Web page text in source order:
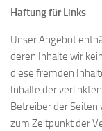
Haftung für Links
Unser Angebot
deren Inhalte wir
diese fremden
Inhalte der
Betreiber der Seiten
zum Zeitpunkt der